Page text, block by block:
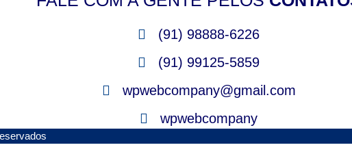
(91) 98888-6226
(91) 99125-5859
wpwebcompany@gmail.com
wpwebcompany